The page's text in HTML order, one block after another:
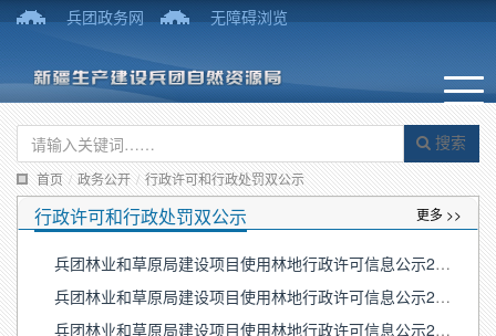
兵团政务网 无障碍浏览
搜索
首页 / 政务公开 / 行政许可和行政处罚双公示
行政许可和行政处罚双公示 更多 >>
兵团林业和草原局建设项目使用林地行政许可信息公示20260729
兵团林业和草原局建设项目使用林地行政许可信息公示20260710-0721
兵团林业和草原局建设项目使用林地行政许可信息公示20260604-0626